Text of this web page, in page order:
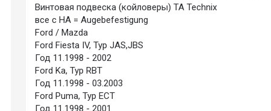
Винтовая подвеска (койловеры) TA Technix
все с HA = Augebefestigung
Ford / Mazda
Ford Fiesta IV, Typ JAS,JBS
Год 11.1998 - 2002
Ford Ka, Typ RBT
Год 11.1998 - 03.2003
Ford Puma, Typ ECT
Год 11.1998 - 2001